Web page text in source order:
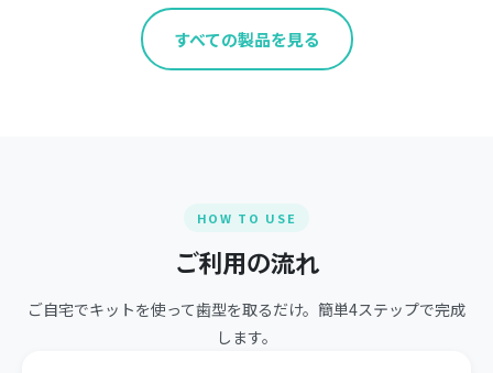
すべての製品を見る
HOW TO USE
ご利用の流れ
ご自宅でキットを使って歯型を取るだけ。簡単4ステップで完成
します。